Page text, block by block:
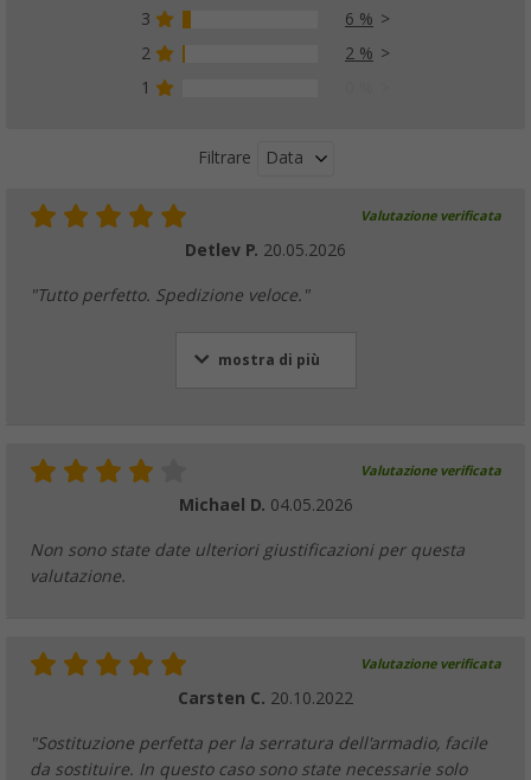
3
6 %
2
2 %
1
Filtrare Data
Valutazione verificata
Detlev P. 20.05.2026
"Tutto perfetto. Spedizione veloce."
mostra di più
Valutazione verificata
Michael D. 04.05.2026
Non sono state date ulteriori giustificazioni per questa
valutazione.
Valutazione verificata
Carsten C. 20.10.2022
"Sostituzione perfetta per la serratura dell'armadio, facile
da sostituire. In questo caso sono state necessarie solo